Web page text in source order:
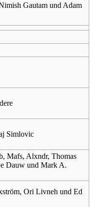
Gautam und Adam
Simlovic
Mafs, Alxndr, Thomas
Dauw und Mark A.
Ori Livneh und Ed